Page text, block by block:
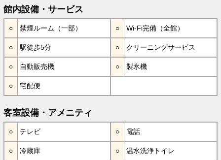
館内設備・サービス
禁煙ルーム（一部） Wi-Fi完備（全館）
駅徒歩5分 クリーニングサービス
自動販売機 製氷機
宅配便
客室設備・アメニティ
テレビ 電話
冷蔵庫 温水洗浄トイレ